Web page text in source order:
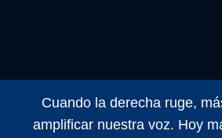
2024/11/1
Cuando la derecha ruge,
amplificar nuestra voz. Hoy